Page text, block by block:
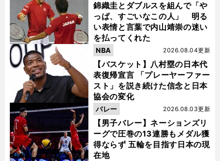
錦織圭とダブルスを組んで「や
っぱ、すごいなこの人」 明る
い表情と言葉で内山靖崇の迷い
を払ってくれた
【バスケット】八村塁の日本代
表復帰宣言 「プレーヤーファー
スト」を説き続けた信念と日本
協会の変化
2026.08.04更新
NBA
【男子バレー】ネーションズリ
ーグで圧巻の13連勝もメダル獲
得ならず 五輪を目指す日本の現
在地
2026.08.03更新
バレー